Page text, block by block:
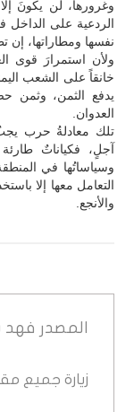
وغرورها، لن يكونَ
الردعية على
نفسها ومطاراتها، إن
ولأن استمرارَ قوى
خانقاً على الشعب
يدفع الثمن، وثمن
العدوان.
تلك معادلةُ حرب يجبُ
آجلٍ، فكياناتٌ
وسياساتُها في
التعامل معها إلا
والأنجع.
المصدر فهد
زيارة جميع